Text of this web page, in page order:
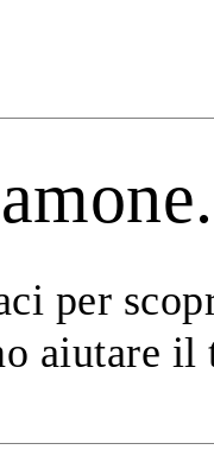
per
aiutare il